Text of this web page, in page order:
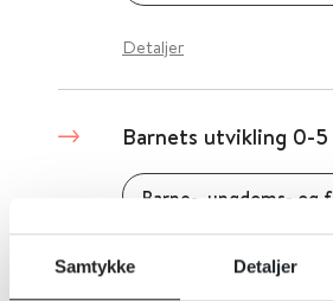
Samtykke Detaljer
Detaljer
Barnets utvikling 0-5
Detaljer